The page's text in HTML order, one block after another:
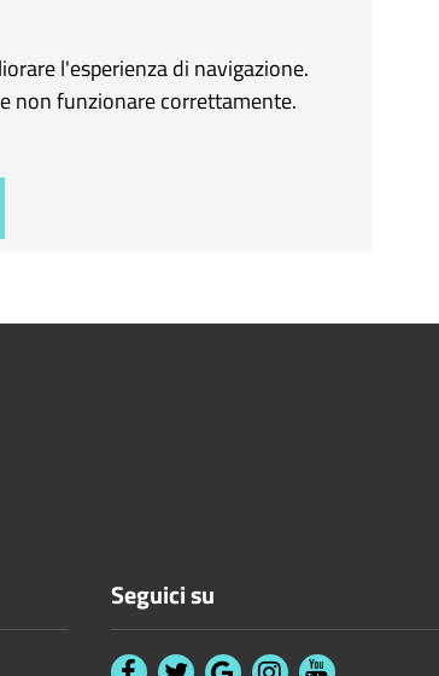
l'esperienza di navigazione.
non funzionare correttamente.
Seguici su